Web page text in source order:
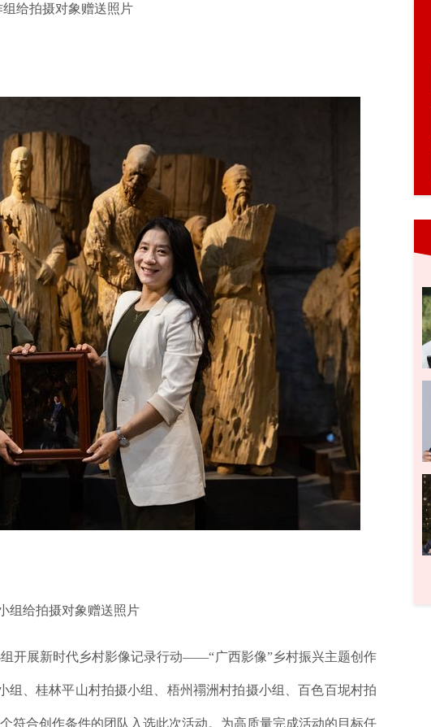
给拍摄对象赠送照片
组给拍摄对象赠送照片
开展新时代乡村影像记录行动——“广西影像”乡村振兴主题创作
、桂林平山村拍摄小组、梧州禤洲村拍摄小组、百色百坭村拍
符合创作条件的团队入选此次活动。为高质量完成活动的目标任
>